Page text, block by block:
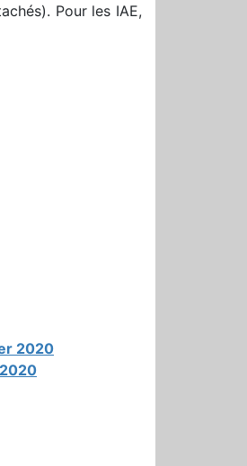
Pour les IAE,
2020